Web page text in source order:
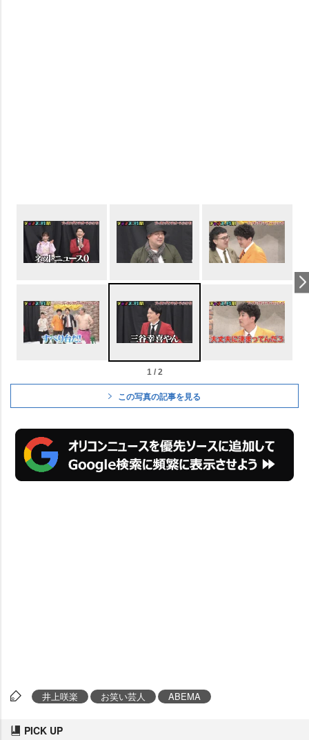
1 / 2
この写真の記事を見る
井上咲楽 お笑い芸人 ABEMA
PICK UP